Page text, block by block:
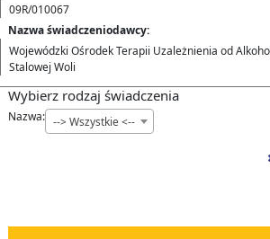
09R/010067
Nazwa świadczeniodawcy:
Wojewódzki Ośrodek Terapii Uzależnienia od
Stalowej Woli
Wybierz rodzaj świadczenia
Nazwa: --> Wszystkie <--